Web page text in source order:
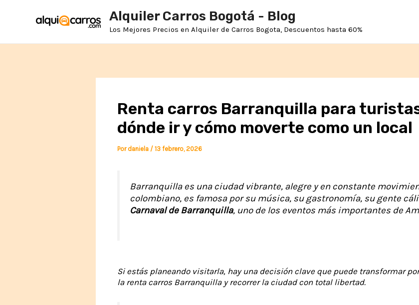
contenido
Alquiler Carros Bogotá - Blog
Los Mejores Precios en Alquiler de Carros Bogota, Descuentos hasta 60%
Renta carros Barranquilla para
dónde ir y cómo moverte como un local
Por daniela / 13 febrero, 2026
Barranquilla es una ciudad vibrante, alegre y en constante
colombiano, es famosa por su música, su gastronomía, su gente
Carnaval de Barranquilla, uno de los eventos más importantes de
Si estás planeando visitarla, hay una decisión clave que puede transformar
la renta carros Barranquilla y recorrer la ciudad con total libertad.